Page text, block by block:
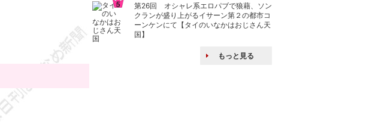
第26回 オシャレ系エロパブで狼藉、ソン
クランが盛り上がるイサーン第２の都市コ
ーンケンにて【タイのいなかはおじさん天
国】
もっと見る